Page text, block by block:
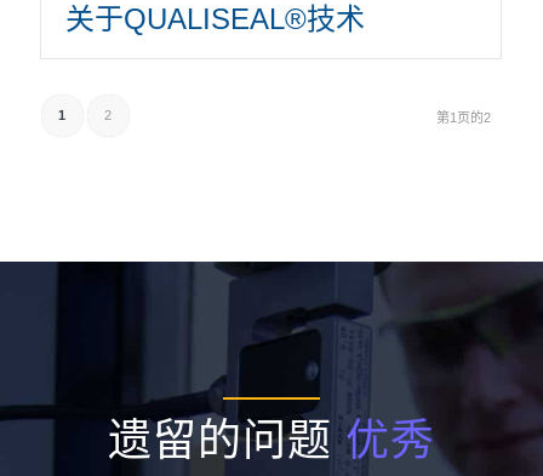
关于QUALISEAL®技术
第1页的2
1 2
遗留的问题优秀